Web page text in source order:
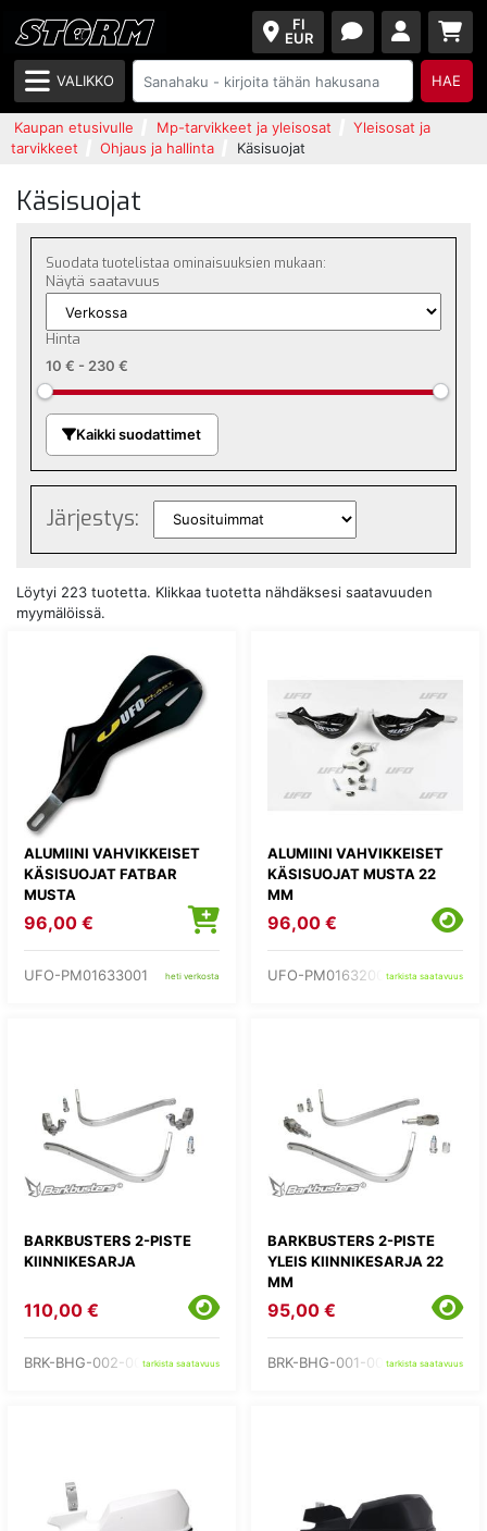
FI
EUR
VALIKKO HAE
Kaupan etusivulle Mp-tarvikkeet ja yleisosat
Yleisosat ja
tarvikkeet
Ohjaus ja hallinta Käsisuojat
Käsisuojat
Suodata tuotelistaa ominaisuuksien mukaan:
Näytä saatavuus
Hinta
10 € - 230 €
Kaikki suodattimet
Järjestys:
Löytyi 223 tuotetta. Klikkaa tuotetta nähdäksesi saatavuuden
myymälöissä.
ALUMIINI VAHVIKKEISET
KÄSISUOJAT FATBAR
MUSTA
96,00 €
UFO-PM01633001 heti verkosta
ALUMIINI VAHVIKKEISET
KÄSISUOJAT MUSTA 22
MM
96,00 €
UFO-PM01632001tarkista saatavuus
BARKBUSTERS 2-PISTE
KIINNIKESARJA
110,00 €
BRK-BHG-002-00-NPtarkista saatavuus
BARKBUSTERS 2-PISTE
YLEIS KIINNIKESARJA 22
MM
95,00 €
BRK-BHG-001-00-NPtarkista saatavuus